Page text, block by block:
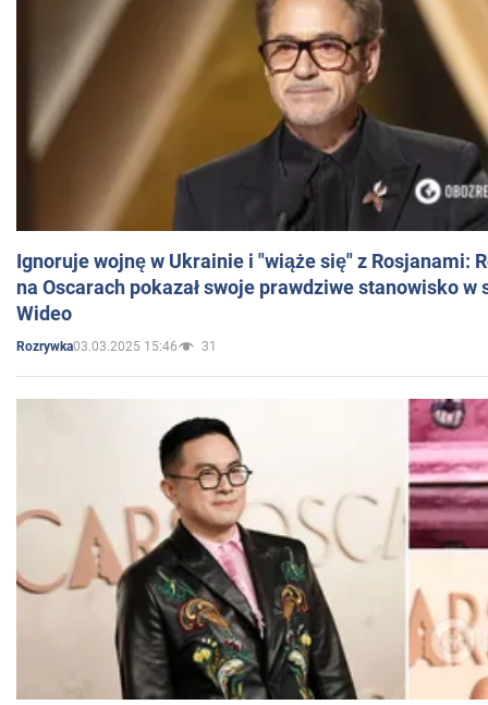
Ignoruje wojnę w Ukrainie i "wiąże się" z Rosjanami:
na Oscarach pokazał swoje prawdziwe stanowisko w
Wideo
Rozrywka03.03.2025 15:46 31